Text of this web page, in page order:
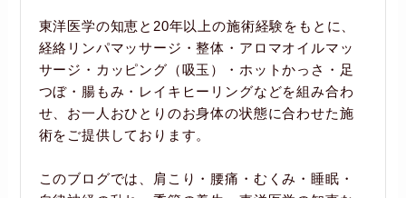
東洋医学の知恵と20年以上の施術経験をもとに、
経絡リンパマッサージ・整体・アロマオイルマッ
サージ・カッピング（吸玉）・ホットかっさ・足
つぼ・腸もみ・レイキヒーリングなどを組み合わ
せ、お一人おひとりのお身体の状態に合わせた施
術をご提供しております。
このブログでは、肩こり・腰痛・むくみ・睡眠・